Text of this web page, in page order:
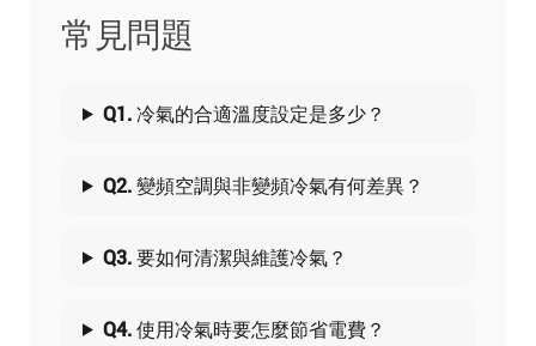
常見問題
Q1. 冷氣的合適溫度設定是多少？
Q2. 變頻空調與非變頻冷氣有何差異？
Q3. 要如何清潔與維護冷氣？
Q4. 使用冷氣時要怎麼節省電費？